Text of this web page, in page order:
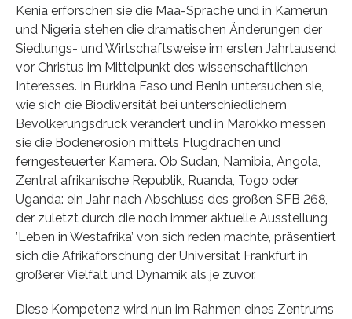
Kenia erforschen sie die Maa-Sprache und in Kamerun
und Nigeria stehen die dramatischen Änderungen der
Siedlungs- und Wirtschaftsweise im ersten Jahrtausend
vor Christus im Mittelpunkt des wissenschaftlichen
Interesses. In Burkina Faso und Benin untersuchen sie,
wie sich die Biodiversität bei unterschiedlichem
Bevölkerungsdruck verändert und in Marokko messen
sie die Bodenerosion mittels Flugdrachen und
ferngesteuerter Kamera. Ob Sudan, Namibia, Angola,
Zentral afrikanische Republik, Ruanda, Togo oder
Uganda: ein Jahr nach Abschluss des großen SFB 268,
der zuletzt durch die noch immer aktuelle Ausstellung
’Leben in Westafrika’ von sich reden machte, präsentiert
sich die Afrikaforschung der Universität Frankfurt in
größerer Vielfalt und Dynamik als je zuvor.
Diese Kompetenz wird nun im Rahmen eines Zentrums